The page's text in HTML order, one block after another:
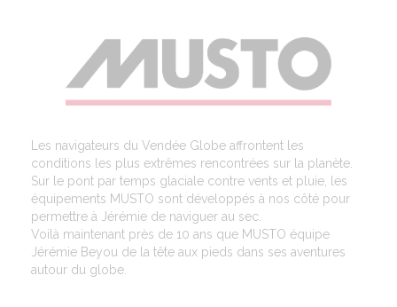
Les navigateurs du Vendée Globe affrontent les
conditions les plus extrêmes rencontrées sur la planète.
Sur le pont par temps glaciale contre vents et pluie, les
équipements MUSTO sont développés à nos côté pour
permettre à Jérémie de naviguer au sec.
Voilà maintenant près de 10 ans que MUSTO équipe
Jérémie Beyou de la tête aux pieds dans ses aventures
autour du globe.